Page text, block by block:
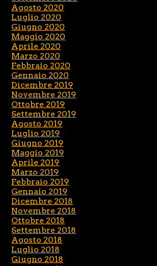
Agosto 2020
Luglio 2020
Giugno 2020
Maggio 2020
Aprile 2020
Marzo 2020
Febbraio 2020
Gennaio 2020
Dicembre 2019
Novembre 2019
Ottobre 2019
Settembre 2019
Agosto 2019
Luglio 2019
Giugno 2019
Maggio 2019
Aprile 2019
Marzo 2019
Febbraio 2019
Gennaio 2019
Dicembre 2018
Novembre 2018
Ottobre 2018
Settembre 2018
Agosto 2018
Luglio 2018
Giugno 2018